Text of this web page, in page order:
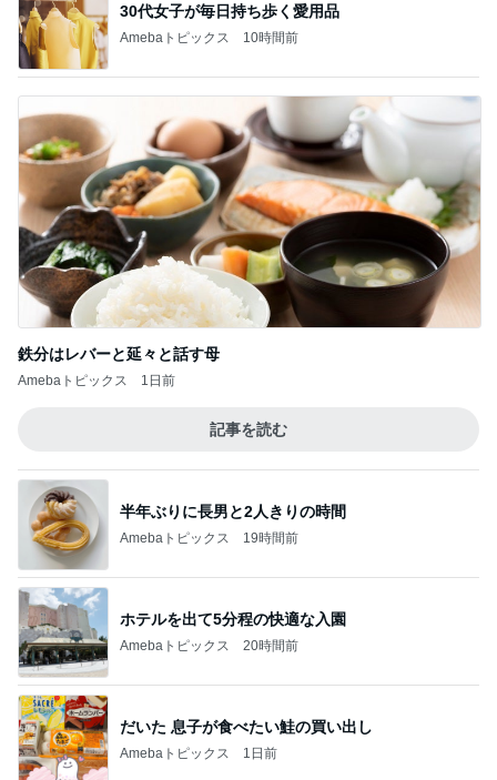
30代女子が毎日持ち歩く愛用品
Amebaトピックス 10時間前
鉄分はレバーと延々と話す母
Amebaトピックス 1日前
記事を読む
半年ぶりに長男と2人きりの時間
Amebaトピックス 19時間前
ホテルを出て5分程の快適な入園
Amebaトピックス 20時間前
だいた 息子が食べたい鮭の買い出し
Amebaトピックス 1日前